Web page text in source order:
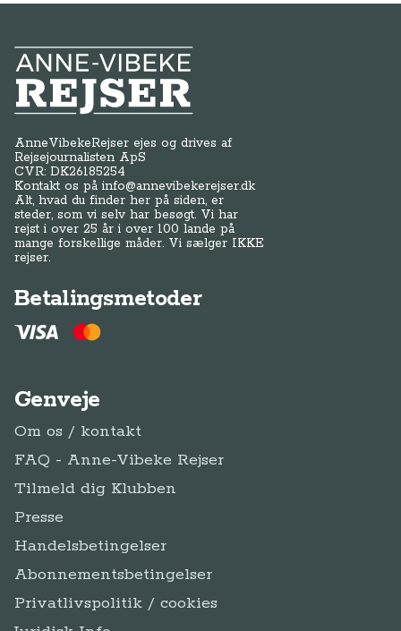
Anne-Vibeke Rejser
AnneVibekeRejser ejes og drives af
Rejsejournalisten ApS
CVR: DK26185254
Kontakt os påinfo@annevibekerejser.dk
Alt, hvad du finder her på siden, er
steder, som vi selv har besøgt. Vi har
rejst i over 25 år i over 100 lande på
mange forskellige måder. Vi sælger IKKE
rejser.
Betalingsmetoder
Genveje
Om os / kontakt
FAQ - Anne-Vibeke Rejser
Tilmeld dig Klubben
Presse
Handelsbetingelser
Abonnementsbetingelser
Privatlivspolitik / cookies